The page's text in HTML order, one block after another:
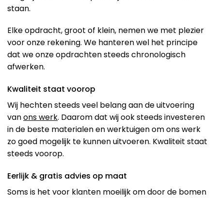
staan.
Elke opdracht, groot of klein, nemen we met plezier
voor onze rekening. We hanteren wel het principe
dat we onze opdrachten steeds chronologisch
afwerken.
Kwaliteit staat voorop
Wij hechten steeds veel belang aan de uitvoering
vanons werk. Daarom dat wij ook steeds investeren
in de beste materialen en werktuigen om ons werk
zo goed mogelijk te kunnen uitvoeren. Kwaliteit staat
steeds voorop.
Eerlijk & gratis advies op maat
Soms is het voor klanten moeilijk om door de bomen